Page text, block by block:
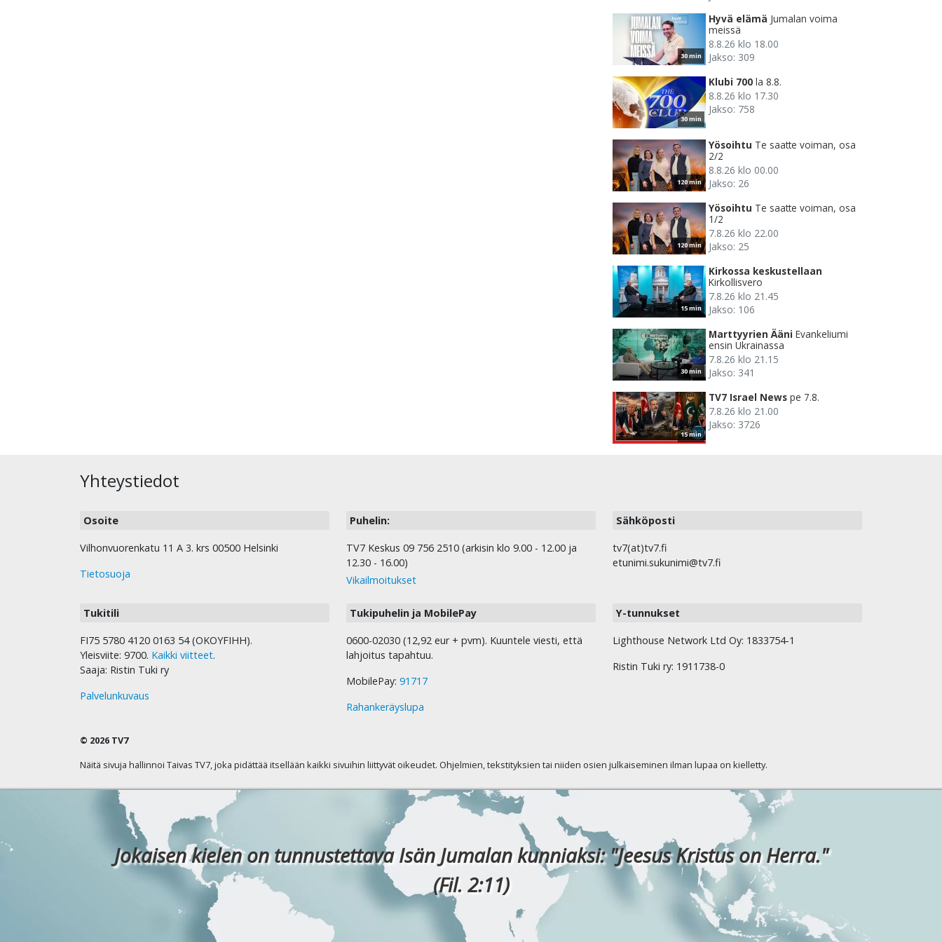
30 min
Hyvä elämä Jumalan voima
meissä
8.8.26 klo 18.00
Jakso: 309
30 min
Klubi 700 la 8.8.
8.8.26 klo 17.30
Jakso: 758
120 min
Yösoihtu Te saatte voiman, osa
2/2
8.8.26 klo 00.00
Jakso: 26
120 min
Yösoihtu Te saatte voiman, osa
1/2
7.8.26 klo 22.00
Jakso: 25
15 min
Kirkossa keskustellaan
Kirkollisvero
7.8.26 klo 21.45
Jakso: 106
30 min
Marttyyrien Ääni Evankeliumi
ensin Ukrainassa
7.8.26 klo 21.15
Jakso: 341
15 min
TV7 Israel News pe 7.8.
7.8.26 klo 21.00
Jakso: 3726
Yhteystiedot
Osoite
Vilhonvuorenkatu 11 A 3. krs 00500 Helsinki
Tietosuoja
Puhelin:
TV7 Keskus 09 756 2510 (arkisin klo 9.00 - 12.00 ja
12.30 - 16.00)
Vikailmoitukset
Sähköposti
tv7(at)tv7.fi
etunimi.sukunimi@tv7.fi
Tukitili
FI75 5780 4120 0163 54 (OKOYFIHH).
Yleisviite: 9700. Kaikki viitteet.
Saaja: Ristin Tuki ry
Palvelunkuvaus
Tukipuhelin ja MobilePay
0600-02030 (12,92 eur + pvm). Kuuntele viesti, että
lahjoitus tapahtuu.
MobilePay: 91717
Rahankeräyslupa
Y-tunnukset
Lighthouse Network Ltd Oy: 1833754-1
Ristin Tuki ry: 1911738-0
© 2026 TV7
Näitä sivuja hallinnoi Taivas TV7, joka pidättää itsellään kaikki sivuihin liittyvät oikeudet. Ohjelmien, tekstityksien tai niiden osien julkaiseminen ilman lupaa on kielletty.
Jokaisen kielen on tunnustettava Isän Jumalan kunniaksi: "Jeesus Kristus on Herra."
(Fil. 2:11)